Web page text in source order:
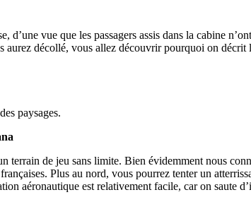
vue que les passagers assis dans la cabine
décollé, vous allez découvrir pourquoi on
paysages.
terrain de jeu sans limite. Bien évidemment nous
Plus au nord, vous pourrez tenter un
aéronautique est relativement facile, car on saute